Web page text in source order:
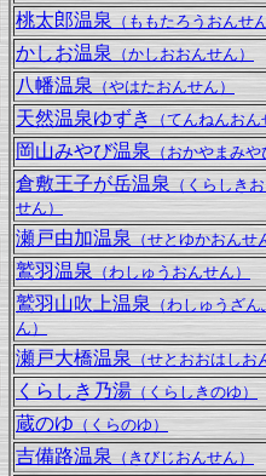
桃太郎温泉 （ももたろうおんせ
かしお温泉 （かしおおんせん）
八幡温泉（やはたおんせん）
天然温泉ゆずき （てんねんお
岡山みやび温泉（おかやまみや
倉敷王子が岳温泉（くらしき
せん）
瀬戸由加温泉（せとゆかおんせ
鷲羽温泉 （わしゅうおんせん）
鷲羽山吹上温泉（わしゅうざ
ん）
瀬戸大橋温泉（せとおおはしお
くらしき乃湯（くらしきのゆ）
蔵のゆ （くらのゆ）
吉備路温泉 （きびじおんせん）